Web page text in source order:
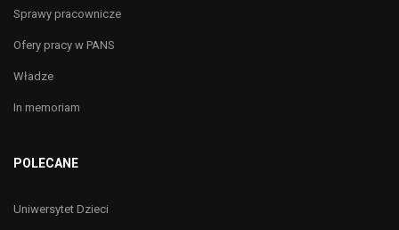
Sprawy pracownicze
Ofery pracy w PANS
Władze
In memoriam
POLECANE
Uniwersytet Dzieci